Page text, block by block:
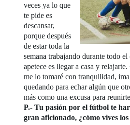
veces ya lo que
te pide es
descansar,
porque después
de estar toda la
semana trabajando durante todo
apetece es llegar a casa y
me lo tomaré con tranquilidad,
quedando para echar algún que
más como una excusa para
P.- Tu pasión por el fútbol te
gran aficionado, ¿cómo vives